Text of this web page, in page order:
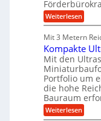
e
i
t
e
e
n
t
w
i
c
k
e
i
d
-
u
g
e
l
l
a
g
e
r
z
i
e
t
U
m
s
a
t
z
k
n
a
Weiterlesen:
M
s
c
h
i
n
e
n
b
a
u
Mit 3 Metern
Kompakte
Mit den
Portfolio um
die hohe
Bauraum
Weiterlesen:
K